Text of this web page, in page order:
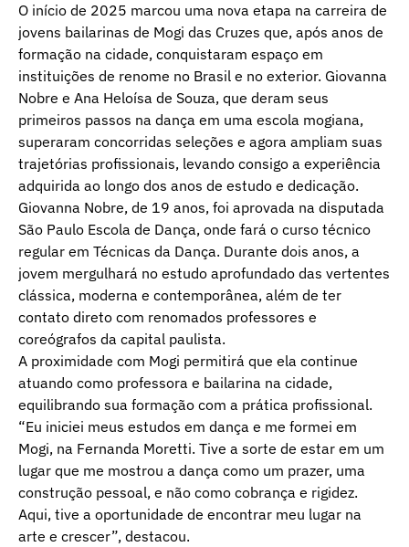
O início de 2025 marcou uma nova etapa na carreira de
jovens bailarinas de Mogi das Cruzes que, após anos de
formação na cidade, conquistaram espaço em
instituições de renome no Brasil e no exterior. Giovanna
Nobre e Ana Heloísa de Souza, que deram seus
primeiros passos na dança em uma escola mogiana,
superaram concorridas seleções e agora ampliam suas
trajetórias profissionais, levando consigo a experiência
adquirida ao longo dos anos de estudo e dedicação.
Giovanna Nobre, de 19 anos, foi aprovada na disputada
São Paulo Escola de Dança, onde fará o curso técnico
regular em Técnicas da Dança. Durante dois anos, a
jovem mergulhará no estudo aprofundado das vertentes
clássica, moderna e contemporânea, além de ter
contato direto com renomados professores e
coreógrafos da capital paulista.
A proximidade com Mogi permitirá que ela continue
atuando como professora e bailarina na cidade,
equilibrando sua formação com a prática profissional.
“Eu iniciei meus estudos em dança e me formei em
Mogi, na Fernanda Moretti. Tive a sorte de estar em um
lugar que me mostrou a dança como um prazer, uma
construção pessoal, e não como cobrança e rigidez.
Aqui, tive a oportunidade de encontrar meu lugar na
arte e crescer”, destacou.